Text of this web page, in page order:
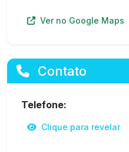
Ver no Google Maps
Contato
Telefone:
Clique para revelar